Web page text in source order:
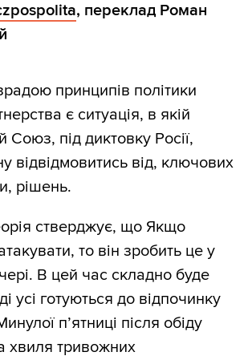
, переклад Роман
принципів політики
є ситуація, в якій
Союз, під диктовку Росії,
відвідмовитись від, ключових
рішень.
стверджує, що Якщо
то він зробить це у
В цей час складно буде
усі готуються до відпочинку
п’ятниці після обіду
хвиля тривожних